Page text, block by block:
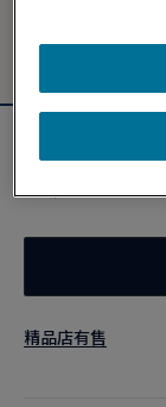
靛蓝色链绳
精品店有售